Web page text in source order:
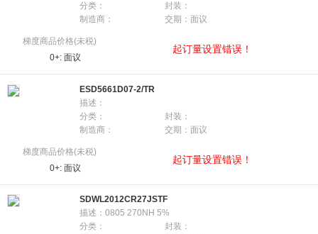
分类：
封装：
制造商：
交期：面议
梯度商品价格(未税)
0+: 面议
起订量设置错误！
ESD5661D07-2/TR
描述：
分类：
封装：
制造商：
交期：面议
梯度商品价格(未税)
0+: 面议
起订量设置错误！
SDWL2012CR27JSTF
描述：0805 270NH 5%
分类：
封装：